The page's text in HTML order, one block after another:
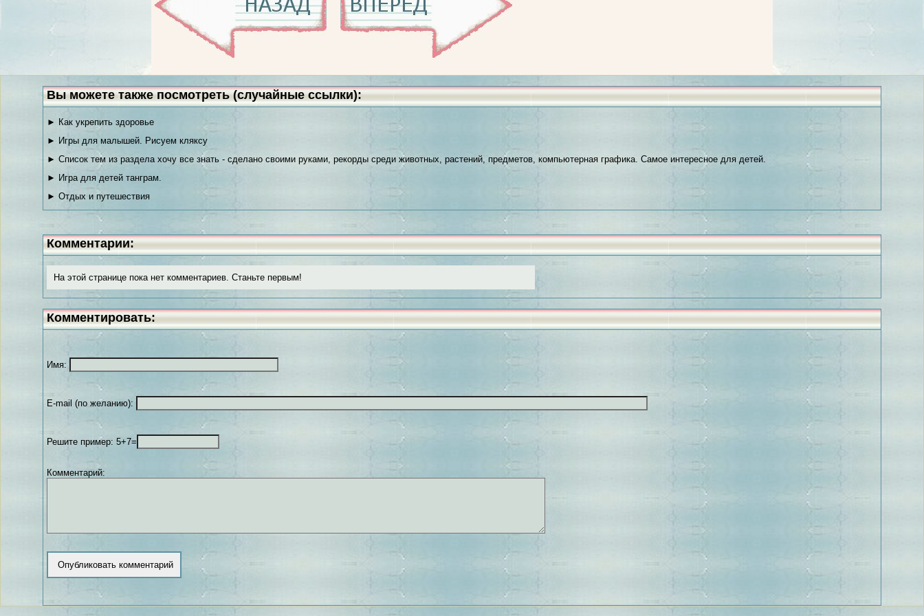
Вы можете также посмотреть (случайные ссылки):
► Как укрепить здоровье
► Игры для малышей. Рисуем кляксу
► Список тем из раздела хочу все знать - сделано своими руками, рекорды среди животных, растений, предметов, компьютерная графика. Самое интересное для детей.
► Игра для детей танграм.
► Отдых и путешествия
Комментарии:
На этой странице пока нет комментариев. Станьте первым!
Комментировать:
Имя:
E-mail (по желанию):
Решите пример: 5+7=
Комментарий: